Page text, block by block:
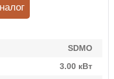
SDMO
3.00 кВт